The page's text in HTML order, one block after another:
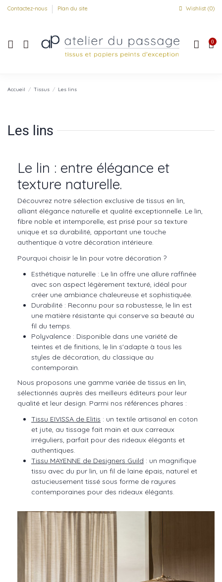
Contactez-nous Plan du site Wishlist (0)
0
Accueil Tissus Les lins
Les lins
Le lin : entre élégance et
texture naturelle.
Découvrez notre sélection exclusive de tissus en lin,
alliant élégance naturelle et qualité exceptionnelle. Le lin,
fibre noble et intemporelle, est prisé pour sa texture
unique et sa durabilité, apportant une touche
authentique à votre décoration intérieure.
Pourquoi choisir le lin pour votre décoration ?
Esthétique naturelle : Le lin offre une allure raffinée
avec son aspect légèrement texturé, idéal pour
créer une ambiance chaleureuse et sophistiquée.
Durabilité : Reconnu pour sa robustesse, le lin est
une matière résistante qui conserve sa beauté au
fil du temps.
Polyvalence : Disponible dans une variété de
teintes et de finitions, le lin s'adapte à tous les
styles de décoration, du classique au
contemporain.
Nous proposons une gamme variée de tissus en lin,
sélectionnés auprès des meilleurs éditeurs pour leur
qualité et leur design. Parmi nos références phares :
Tissu EIVISSA de Elitis : un textile artisanal en coton
et jute, au tissage fait main et aux carreaux
irréguliers, parfait pour des rideaux élégants et
authentiques.
Tissu MAYENNE de Designers Guild : un magnifique
tissu avec du pur lin, un fil de laine épais, naturel et
astucieusement tissé sous forme de rayures
contemporaines pour des rideaux élégants.